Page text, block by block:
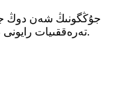
جۇڭگونىڭ شەن دوڭ
تەرەققىيات رايونى ، جەنچيەن شى كوچىسى 221-نومۇر.